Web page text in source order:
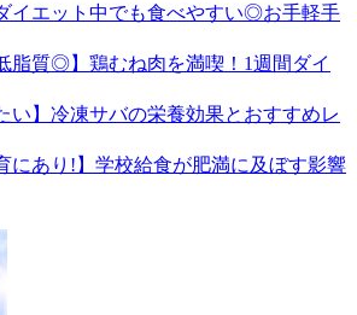
イエット中でも食べやすい◎お手軽手
脂質◎】鶏むね肉を満喫！1週間ダイ
い】冷凍サバの栄養効果とおすすめレ
にあり!】学校給食が肥満に及ぼす影響